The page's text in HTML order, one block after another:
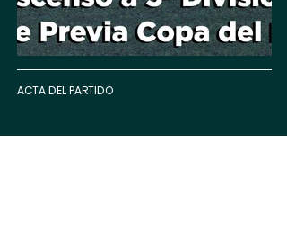
ACTA DEL PARTIDO